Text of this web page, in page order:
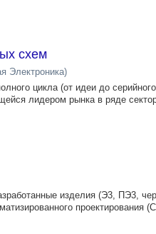
схем
Электроника)
цикла (от идеи до
лидером рынка в ряде
изделия (Э3, ПЭ3,
проектирования